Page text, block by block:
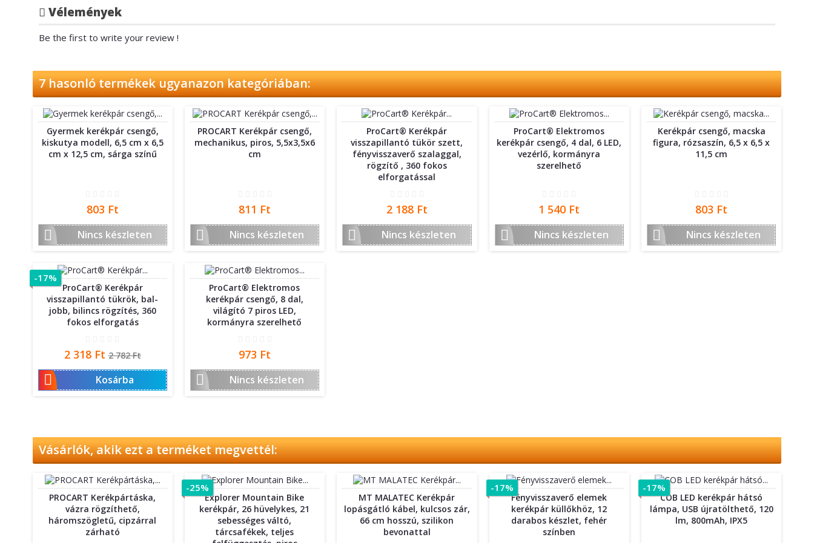
Vélemények
Be the first to write your review !
7 hasonló termékek ugyanazon kategóriában:
Gyermek kerékpár csengő,
kiskutya modell, 6,5 cm x 6,5
cm x 12,5 cm, sárga színű
Ár
803 Ft
 Nincs készleten
PROCART Kerékpár csengő,
mechanikus, piros, 5,5x3,5x6
cm
Ár
811 Ft
 Nincs készleten
ProCart® Kerékpár
visszapillantó tükör szett,
fényvisszaverő szalaggal,
rögzítő , 360 fokos
elforgatással
Ár
2 188 Ft
 Nincs készleten
ProCart® Elektromos
kerékpár csengő, 4 dal, 6 LED,
vezérlő, kormányra
szerelhető
Ár
1 540 Ft
 Nincs készleten
Kerékpár csengő, macska
figura, rózsaszín, 6,5 x 6,5 x
11,5 cm
Ár
803 Ft
 Nincs készleten
ProCart® Kerékpár
visszapillantó tükrök, bal-
jobb, bilincs rögzítés, 360
fokos elforgatás
Ár
2 318 Ft Normál
ár
2 782 Ft
 Kosárba
-17%
ProCart® Elektromos
kerékpár csengő, 8 dal,
világító 7 piros LED,
kormányra szerelhető
Ár
973 Ft
 Nincs készleten
Vásárlók, akik ezt a terméket megvettél:
PROCART Kerékpártáska,
vázra rögzíthető,
háromszögletű, cipzárral
zárható
Explorer Mountain Bike
kerékpár, 26 hüvelykes, 21
sebességes váltó,
tárcsafékek, teljes
-25%
MT MALATEC Kerékpár
lopásgátló kábel, kulcsos zár,
66 cm hosszú, szilikon
bevonattal
Fényvisszaverő elemek
kerékpár küllőkhöz, 12
darabos készlet, fehér
színben
-17%
COB LED kerékpár hátsó
lámpa, USB újratölthető, 120
lm, 800mAh, IPX5
-17%